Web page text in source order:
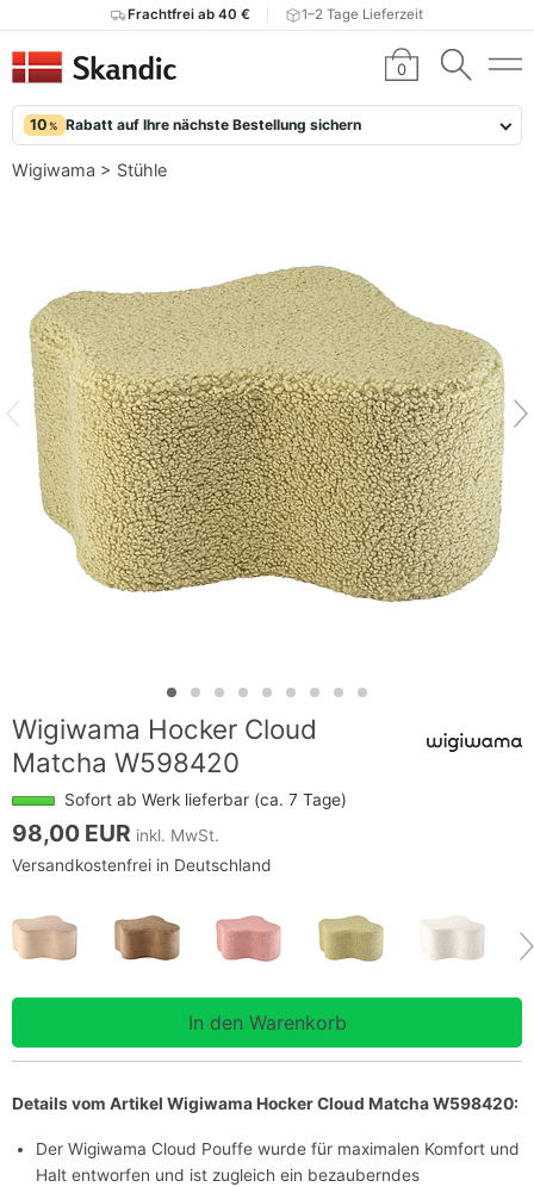
Frachtfrei ab 40 € 1–2 Tage Lieferzeit
0
10 % Rabatt auf Ihre nächste Bestellung sichern
Wigiwama > Stühle
Wigiwama Hocker Cloud
Matcha W598420
Sofort ab Werk lieferbar (ca. 7 Tage)
98,00 EUR inkl. MwSt.
Versandkostenfrei in Deutschland
Details vom Artikel Wigiwama Hocker Cloud Matcha W598420:
Der Wigiwama Cloud Pouffe wurde für maximalen Komfort und
Halt entworfen und ist zugleich ein bezauberndes